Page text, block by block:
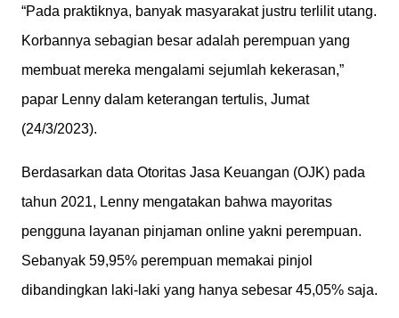
“Pada praktiknya, banyak masyarakat justru terlilit utang.
Korbannya sebagian besar adalah perempuan yang
membuat mereka mengalami sejumlah kekerasan,”
papar Lenny dalam keterangan tertulis, Jumat
(24/3/2023).
Berdasarkan data Otoritas Jasa Keuangan (OJK) pada
tahun 2021, Lenny mengatakan bahwa mayoritas
pengguna layanan pinjaman online yakni perempuan.
Sebanyak 59,95% perempuan memakai pinjol
dibandingkan laki-laki yang hanya sebesar 45,05% saja.